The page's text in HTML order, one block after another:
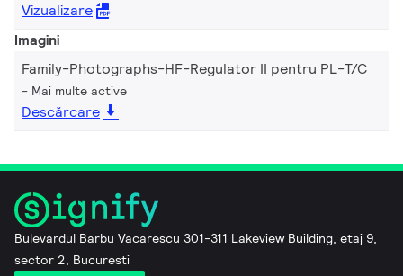
Vizualizare
Imagini
Family-Photographs-HF-Regulator II pentru PL-T/C
Mai multe active
Descărcare
Bulevardul Barbu Vacarescu 301-311 Lakeview Building, etaj 9,
sector 2, Bucuresti